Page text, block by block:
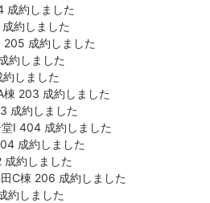
約しました
約しました
成約しました
約しました
しました
203 成約しました
成約しました
Ⅰ 404 成約しました
成約しました
約しました
C棟 206 成約しました
約しました